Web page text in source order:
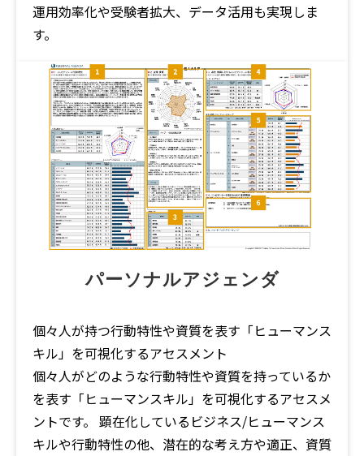
運用効率化や受験者拡大、データ活用も実現しま
す。
パーソナルアジェンダ
個々人が持つ行動特性や資質を表す「ヒューマンス
キル」を可視化するアセスメント
個々人がどのような行動特性や資質を持っているか
を表す「ヒューマンスキル」を可視化するアセスメ
ントです。 顕在化しているビジネス/ヒューマンス
キルや行動特性の他、潜在的な考え方や適正、資質